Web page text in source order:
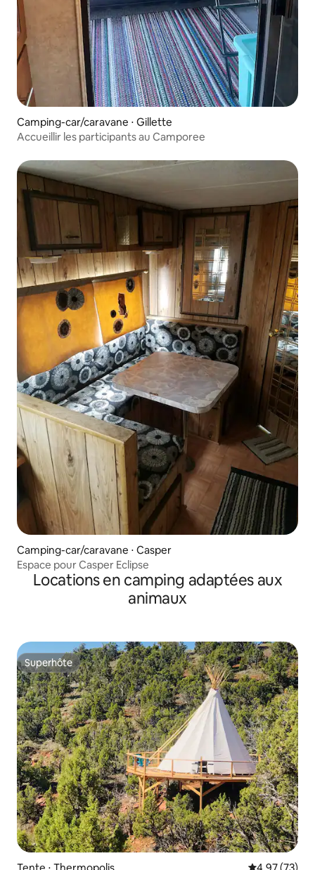
Camping-car/caravane ⋅ Gillette
Accueillir les participants au Camporee
Camping-car/caravane ⋅ Casper
Espace pour Casper Eclipse
Locations en camping adaptées aux
animaux
Superhôte
Superhôte